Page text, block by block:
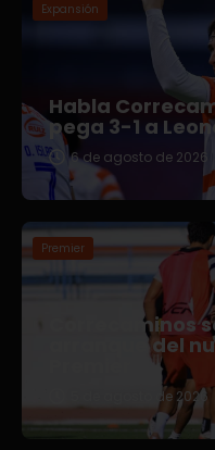
Expansión
Habla
pega 3-1 a
6 de agosto de 2026
Premier
Correcaminos
arranque del
5 de agosto de 2026